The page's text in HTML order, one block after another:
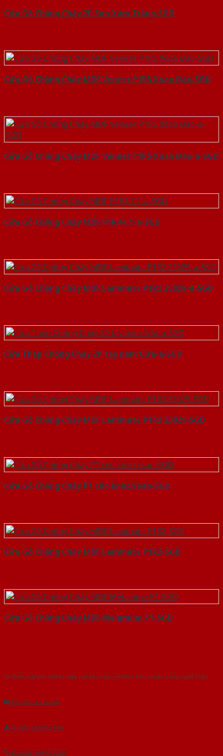
Cửa Gỗ Chống Cháy 2P Sơn Xám Trắng-SGD
Cửa Gỗ Chống Cháy MDF Veneer P1R5 Xoan Đào-SGD
Cửa Gỗ Chống Cháy MDF Veneer P1R5 Xoan Đào-a-SGD
Cửa Gỗ Chống Cháy MDF P1R4-C1-a-SGD
Cửa Gỗ Chống Cháy MDF Laminate P1R2 23029-a-SGD
Cửa Thép Chống Cháy 2P tay nam Cửa-a-SGD
Cửa Gỗ Chống Cháy MDF Laminate P1R2 23029-SGD
Cửa Gỗ Chống Cháy P1 cho khach san-SGD
Cửa Gỗ Chống Cháy MDF Laminate P1R2-SGD
Cửa Gỗ Chống Cháy MDF Melamine P1-SGD
Với kinh nghiệm nhiêu năm nghiên cứu cửa theo tiêu chuẩn công nghệ Châu
Gửi yêu cầu tư vấn
Tải báo giá tổng hợp
Yêu cầu gọi lại (3 phút)